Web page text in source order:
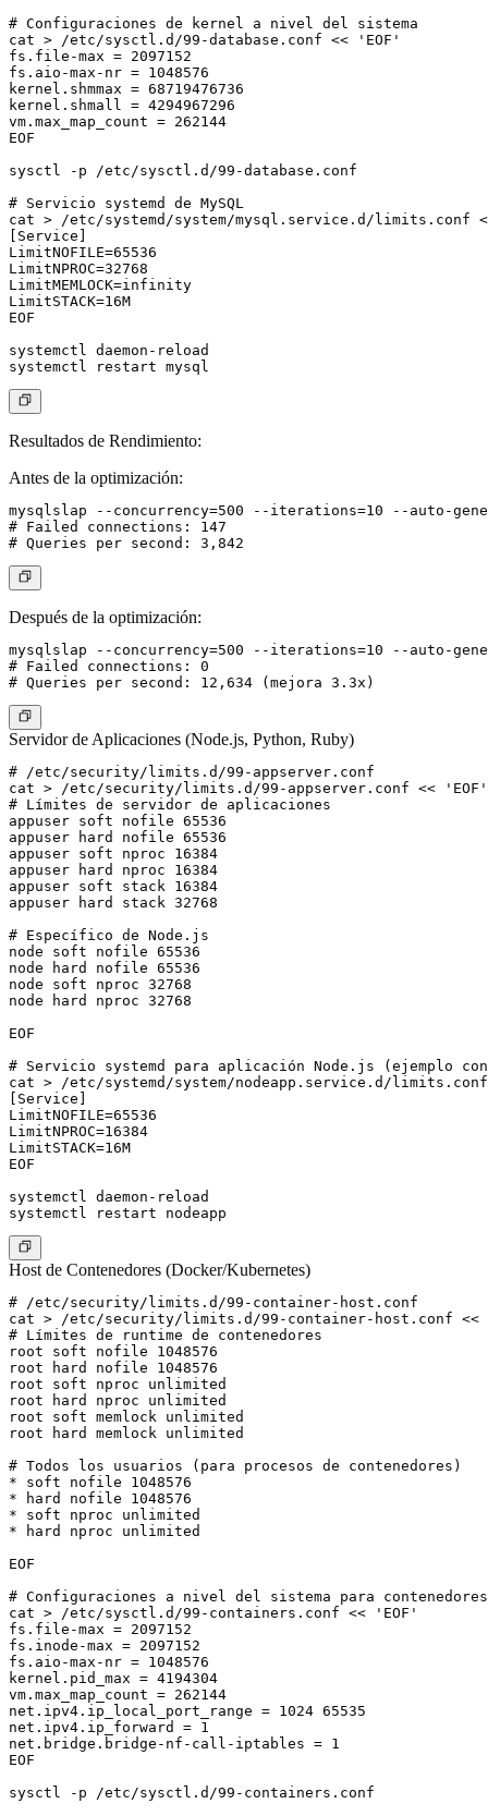
# Configuraciones de kernel a nivel del sistema
cat > /etc/sysctl.d/99-database.conf << 'EOF'
fs.file-max = 2097152
fs.aio-max-nr = 1048576
kernel.shmmax = 68719476736
kernel.shmall = 4294967296
vm.max_map_count = 262144
EOF
sysctl -p /etc/sysctl.d/99-database.conf
# Servicio systemd de MySQL
cat > /etc/systemd/system/mysql.service.d/limits.conf
[Service]
LimitNOFILE=65536
LimitNPROC=32768
LimitMEMLOCK=infinity
LimitSTACK=16M
EOF
systemctl daemon-reload
Resultados de Rendimiento:
Antes de la optimización:
mysqlslap --concurrency=500 --iterations=10 --auto-
# Failed connections: 147
Después de la optimización:
mysqlslap --concurrency=500 --iterations=10 --auto-
# Failed connections: 0
Servidor de Aplicaciones (Node.js, Python, Ruby)
# /etc/security/limits.d/99-appserver.conf
cat > /etc/security/limits.d/99-appserver.conf << 'EOF'
# Límites de servidor de aplicaciones
appuser soft nofile 65536
appuser hard nofile 65536
appuser soft nproc 16384
appuser hard nproc 16384
appuser soft stack 16384
appuser hard stack 32768
# Específico de Node.js
node soft nofile 65536
node hard nofile 65536
node soft nproc 32768
node hard nproc 32768
EOF
# Servicio systemd para aplicación Node.js (ejemplo con
cat > /etc/systemd/system/nodeapp.service.d/
[Service]
LimitNOFILE=65536
LimitNPROC=16384
LimitSTACK=16M
EOF
systemctl daemon-reload
Host de Contenedores (Docker/Kubernetes)
# /etc/security/limits.d/99-container-host.conf
cat > /etc/security/limits.d/99-container-host.conf <<
# Límites de runtime de contenedores
root soft nofile 1048576
root hard nofile 1048576
root soft nproc unlimited
root hard nproc unlimited
root soft memlock unlimited
root hard memlock unlimited
# Todos los usuarios (para procesos de contenedores)
* soft nofile 1048576
* hard nofile 1048576
* soft nproc unlimited
* hard nproc unlimited
EOF
# Configuraciones a nivel del sistema para contenedores
cat > /etc/sysctl.d/99-containers.conf << 'EOF'
fs.file-max = 2097152
fs.inode-max = 2097152
fs.aio-max-nr = 1048576
kernel.pid_max = 4194304
vm.max_map_count = 262144
net.ipv4.ip_local_port_range = 1024 65535
net.ipv4.ip_forward = 1
net.bridge.bridge-nf-call-iptables = 1
EOF
sysctl -p /etc/sysctl.d/99-containers.conf